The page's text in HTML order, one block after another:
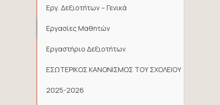
Εργ. Δεξιοτήτων – Γενικά
Εργασίες Μαθητών
Εργαστήριο Δεξιοτήτων
ΕΣΩΤΕΡΙΚΟΣ ΚΑΝΟΝΙΣΜΟΣ ΤΟΥ ΣΧΟΛΕΙΟΥ
2025-2026